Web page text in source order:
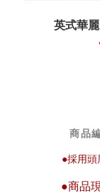
英式華
商品
●採用頭
●商品